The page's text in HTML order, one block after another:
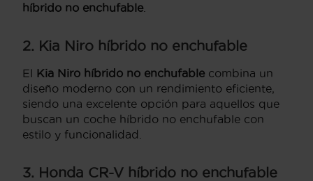
híbrido no enchufable
2. Kia Niro híbrido no enchufable
El Kia Niro híbrido no enchufable combina un
diseño moderno con un rendimiento eficiente,
siendo una excelente opción para aquellos que
buscan un coche híbrido no enchufable con
estilo y funcionalidad.
3. Honda CR-V híbrido no enchufable